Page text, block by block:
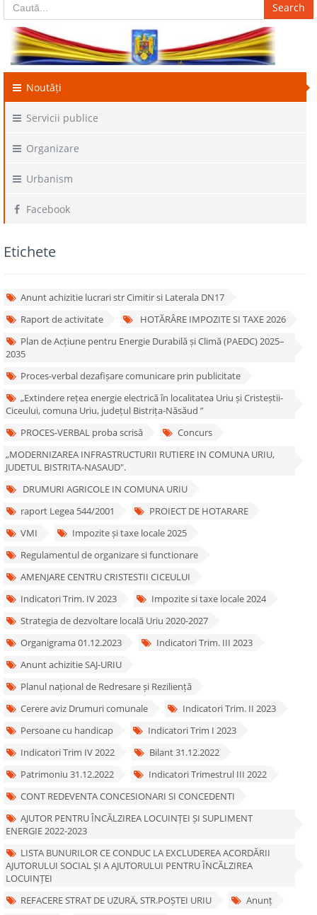
Search
Noutăți
Servicii publice
Organizare
Urbanism
Facebook
Etichete
Anunt achizitie lucrari str Cimitir si Laterala DN17
Raport de activitate
HOTĂRÂRE IMPOZITE SI TAXE 2026
Plan de Acțiune pentru Energie Durabilă și Climă (PAEDC) 2025–
2035
Proces-verbal dezafișare comunicare prin publicitate
„Extindere rețea energie electrică în localitatea Uriu și Cristeștii-
Ciceului, comuna Uriu, județul Bistrița-Năsăud ”
PROCES-VERBAL proba scrisă
Concurs
„MODERNIZAREA INFRASTRUCTURII RUTIERE IN COMUNA URIU,
JUDETUL BISTRITA-NASAUD".
DRUMURI AGRICOLE IN COMUNA URIU
raport Legea 544/2001
PROIECT DE HOTARARE
VMI
Impozite și taxe locale 2025
Regulamentul de organizare si functionare
AMENJARE CENTRU CRISTESTII CICEULUI
Indicatori Trim. IV 2023
Impozite si taxe locale 2024
Strategia de dezvoltare locală Uriu 2020-2027
Organigrama 01.12.2023
Indicatori Trim. III 2023
Anunt achizitie SAJ-URIU
Planul național de Redresare și Reziliență
Cerere aviz Drumuri comunale
Indicatori Trim. II 2023
Persoane cu handicap
Indicatori Trim I 2023
Indicatori Trim IV 2022
Bilant 31.12.2022
Patrimoniu 31.12.2022
Indicatori Trimestrul III 2022
CONT REDEVENTA CONCESIONARI SI CONCEDENTI
AJUTOR PENTRU ÎNCĂLZIREA LOCUINȚEI ȘI SUPLIMENT
ENERGIE 2022-2023
LISTA BUNURILOR CE CONDUC LA EXCLUDEREA ACORDĂRII
AJUTORULUI SOCIAL ȘI A AJUTORULUI PENTRU ÎNCĂLZIREA
LOCUINȚEI
REFACERE STRAT DE UZURÄ‚ STR.POȘTEI URIU
Anunț